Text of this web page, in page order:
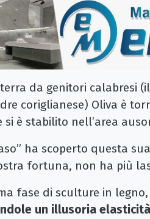
da genitori calabresi
coriglianese) Oliva è
si è stabilito nell’area
ha scoperto questa
fortuna, non ha più
fase di sculture in
un illusoria elasticità